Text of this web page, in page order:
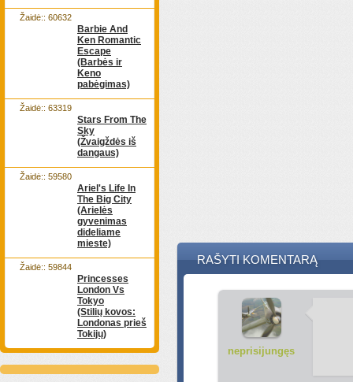
Barbie And
Ken Romantic
Escape
(Barbės ir
Keno
pabėgimas)
Žaidė:: 60632
Stars From The
Sky
(Žvaigždės iš
dangaus)
Žaidė:: 63319
Ariel's Life In
The Big City
(Arielės
gyvenimas
dideliame
mieste)
Žaidė:: 59580
Princesses
London Vs
Tokyo
(Stilių kovos:
Londonas prieš
Tokijų)
Žaidė:: 59844
RAŠYTI KOMENTARĄ
neprisijungęs